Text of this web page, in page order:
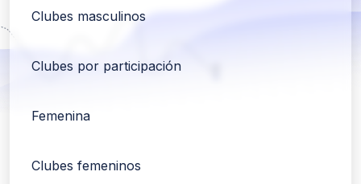
Clubes masculinos
Clubes por participación
Femenina
Clubes femeninos